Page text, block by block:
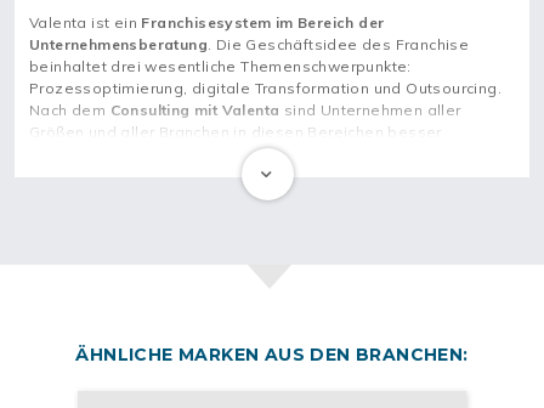
Valenta ist ein Franchisesystem im Bereich der
Unternehmensberatung . Die Geschäftsidee des Franchise
beinhaltet drei wesentliche Themenschwerpunkte:
Prozessoptimierung, digitale Transformation und Outsourcing.
Nach dem Consulting mit Valenta sind Unternehmen aller
Größen und aller Branchen in diesen Bereichen besser
aufgestellt, unter anderem dank Künstlicher Intelligenz oder
Franchisepartner*in voll und ganz der Akquise widmen kannst.
geringes Startkapital. Während der Franchisepartnerschaft
sowohl einmaliges als auch wiederkehrendes Einkommen
ÄHNLICHE MARKEN AUS DEN BRANCHEN: